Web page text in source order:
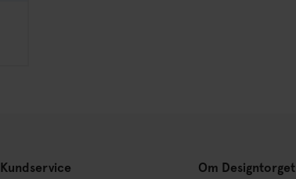
Kundservice
Om Designtorget